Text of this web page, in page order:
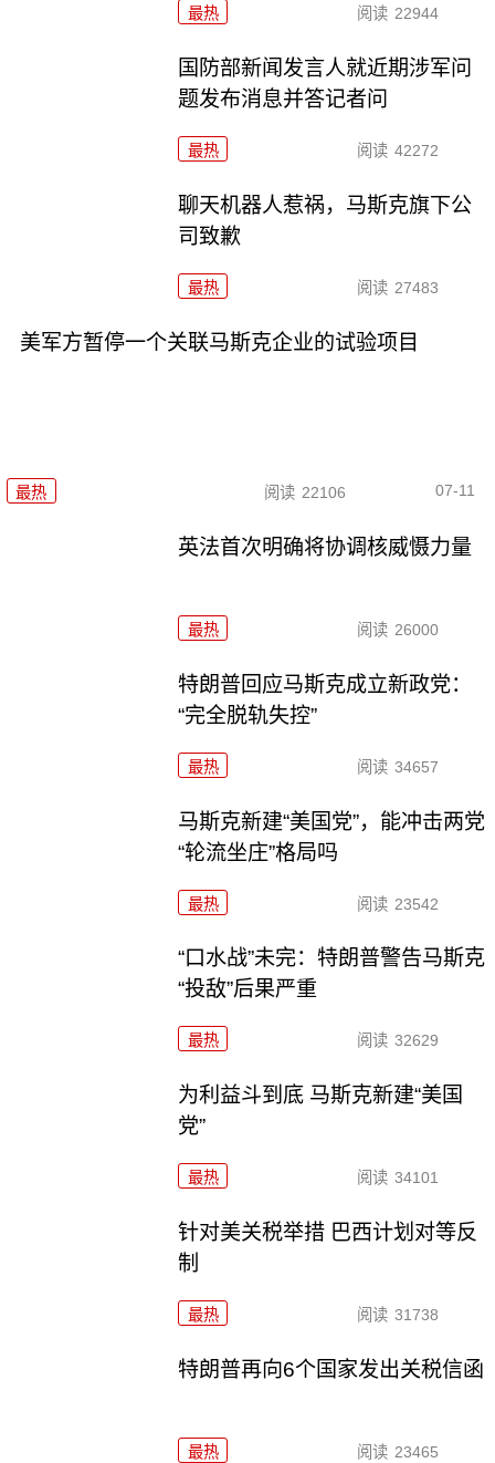
最热 阅读 22944
国防部新闻发言人就近期涉军问
题发布消息并答记者问
最热 阅读 42272
聊天机器人惹祸，马斯克旗下公
司致歉
最热 阅读 27483
美军方暂停一个关联马斯克企业的试验项目
最热 阅读 22106 07-11
英法首次明确将协调核威慑力量
最热 阅读 26000
特朗普回应马斯克成立新政党：
“完全脱轨失控”
最热 阅读 34657
马斯克新建“美国党”，能冲击两党
“轮流坐庄”格局吗
最热 阅读 23542
“口水战”未完：特朗普警告马斯克
“投敌”后果严重
最热 阅读 32629
为利益斗到底 马斯克新建“美国
党”
最热 阅读 34101
针对美关税举措 巴西计划对等反
制
最热 阅读 31738
特朗普再向6个国家发出关税信函
最热 阅读 23465